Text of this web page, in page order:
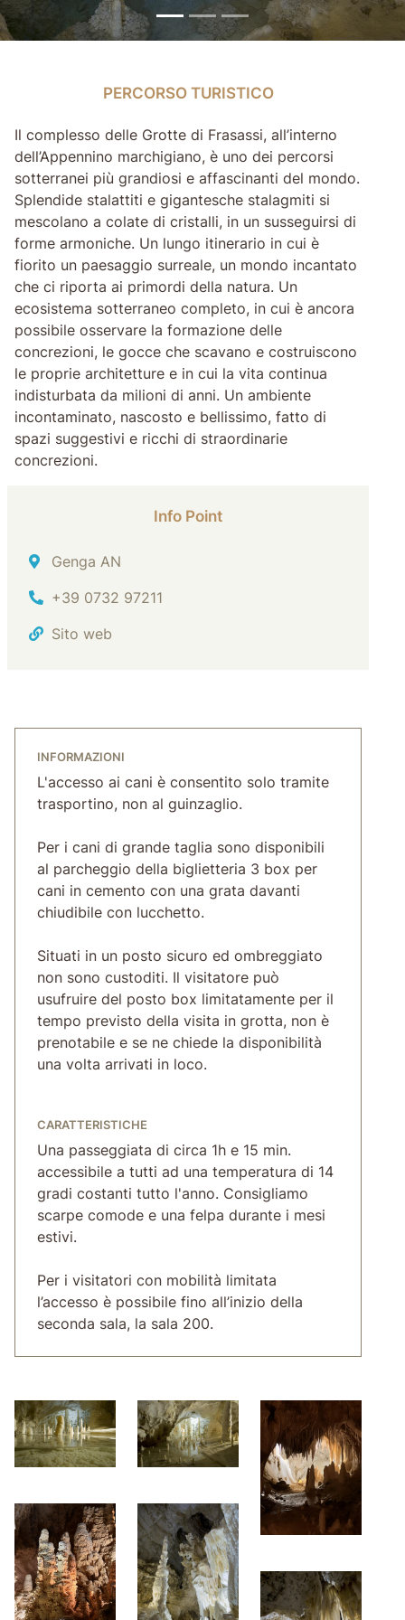
PERCORSO TURISTICO
Il complesso delle Grotte di Frasassi, all’interno
dell’Appennino marchigiano, è uno dei percorsi
sotterranei più grandiosi e affascinanti del mondo.
Splendide stalattiti e gigantesche stalagmiti si
mescolano a colate di cristalli, in un susseguirsi di
forme armoniche. Un lungo itinerario in cui è
fiorito un paesaggio surreale, un mondo incantato
che ci riporta ai primordi della natura. Un
ecosistema sotterraneo completo, in cui è ancora
possibile osservare la formazione delle
concrezioni, le gocce che scavano e costruiscono
le proprie architetture e in cui la vita continua
indisturbata da milioni di anni. Un ambiente
incontaminato, nascosto e bellissimo, fatto di
spazi suggestivi e ricchi di straordinarie
concrezioni.
Info Point
Indirizzo
Genga AN
Tel.
+39 0732 97211
Sito web
INFORMAZIONI
L'accesso ai cani è consentito solo tramite
trasportino, non al guinzaglio.
Per i cani di grande taglia sono disponibili
al parcheggio della biglietteria 3 box per
cani in cemento con una grata davanti
chiudibile con lucchetto.
Situati in un posto sicuro ed ombreggiato
non sono custoditi. Il visitatore può
usufruire del posto box limitatamente per il
tempo previsto della visita in grotta, non è
prenotabile e se ne chiede la disponibilità
una volta arrivati in loco.
CARATTERISTICHE
Una passeggiata di circa 1h e 15 min.
accessibile a tutti ad una temperatura di 14
gradi costanti tutto l'anno. Consigliamo
scarpe comode e una felpa durante i mesi
estivi.
Per i visitatori con mobilità limitata
l’accesso è possibile fino all’inizio della
seconda sala, la sala 200.